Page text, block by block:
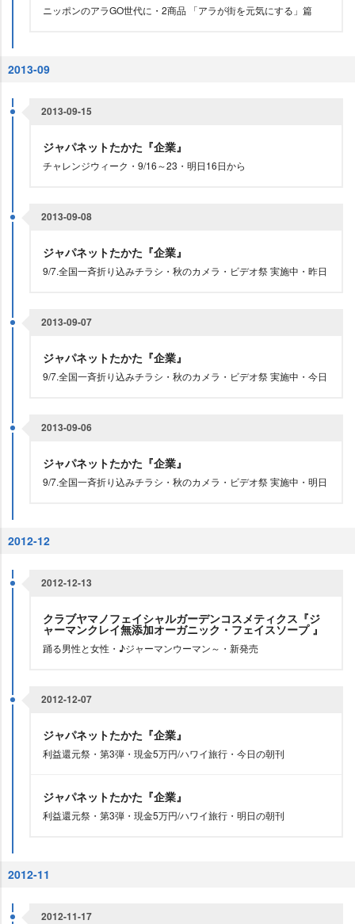
ニッポンのアラGO世代に・2商品 「アラが街を元気にする」篇
2013-09
2013-09-15
ジャパネットたかた『企業』
チャレンジウィーク・9/16～23・明日16日から
2013-09-08
ジャパネットたかた『企業』
9/7.全国一斉折り込みチラシ・秋のカメラ・ビデオ祭 実施中・昨日
2013-09-07
ジャパネットたかた『企業』
9/7.全国一斉折り込みチラシ・秋のカメラ・ビデオ祭 実施中・今日
2013-09-06
ジャパネットたかた『企業』
9/7.全国一斉折り込みチラシ・秋のカメラ・ビデオ祭 実施中・明日
2012-12
2012-12-13
クラブヤマノフェイシャルガーデンコスメティクス『ジ
ャーマンクレイ無添加オーガニック・フェイスソープ 』
踊る男性と女性・♪ジャーマンウーマン～・新発売
2012-12-07
ジャパネットたかた『企業』
利益還元祭・第3弾・現金5万円/ハワイ旅行・今日の朝刊
ジャパネットたかた『企業』
利益還元祭・第3弾・現金5万円/ハワイ旅行・明日の朝刊
2012-11
2012-11-17